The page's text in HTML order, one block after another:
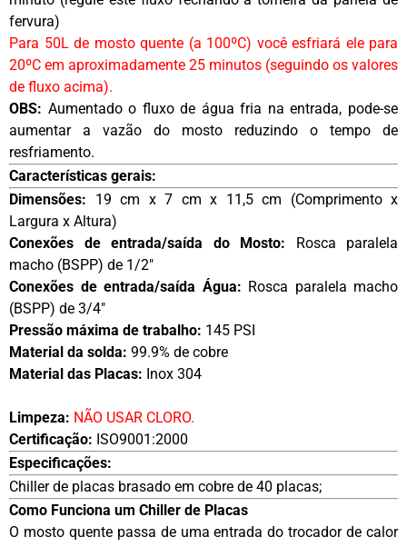
fervura)
Para 50L de mosto quente (a 100ºC) você esfriará ele para
20ºC em aproximadamente 25 minutos (seguindo os valores
de fluxo acima).
OBS: Aumentado o fluxo de água fria na entrada, pode-se
aumentar a vazão do mosto reduzindo o tempo de
resfriamento.
Características gerais:
Dimensões: 19 cm x 7 cm x 11,5 cm (Comprimento x
Largura x Altura)
Conexões de entrada/saída do Mosto: Rosca paralela
macho (BSPP) de 1/2″
Conexões de entrada/saída Água: Rosca paralela macho
(BSPP) de 3/4″
Pressão máxima de trabalho: 145 PSI
Material da solda: 99.9% de cobre
Material das Placas: Inox 304
Limpeza: NÃO USAR CLORO.
Certificação: ISO9001:2000
Especificações:
Chiller de placas brasado em cobre de 40 placas;
Como Funciona um Chiller de Placas
O mosto quente passa de uma entrada do trocador de calor